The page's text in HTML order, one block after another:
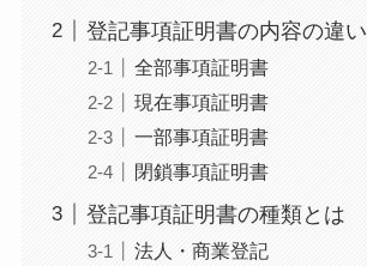
登記事項証明書の内容の違い
全部事項証明書
現在事項証明書
一部事項証明書
閉鎖事項証明書
登記事項証明書の種類とは
法人・商業登記